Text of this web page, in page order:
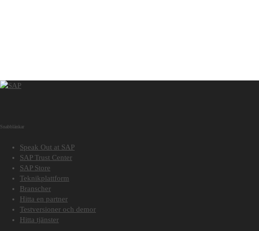
Snabblänkar
Speak Out at SAP
SAP Trust Center
SAP Store
Teknikplattform
Branscher
Hitta en partner
Testversioner och demor
Hitta tjänster